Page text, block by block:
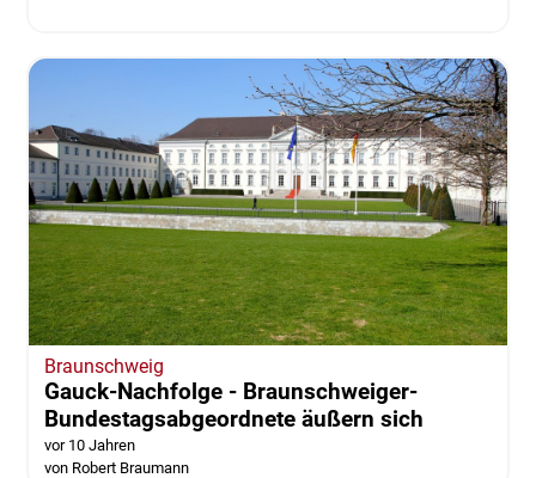
Braunschweig
Gauck-Nachfolge - Braunschweiger-
Bundestagsabgeordnete äußern sich
vor 10 Jahren
von Robert Braumann